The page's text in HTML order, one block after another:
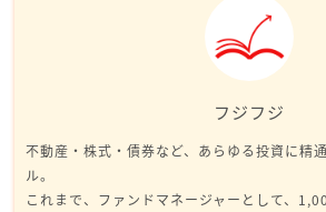
フジフジ
不動産・株式・債券など、あらゆる投資に精
ル。
これまで、ファンドマネージャーとして、